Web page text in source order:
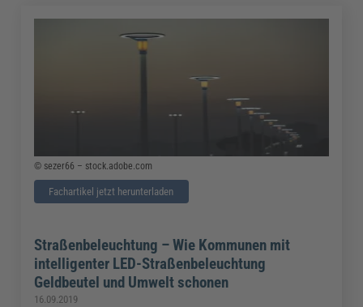
© sezer66 – stock.adobe.com
Fachartikel jetzt herunterladen
Straßenbeleuchtung – Wie Kommunen mit
intelligenter LED-Straßenbeleuchtung
Geldbeutel und Umwelt schonen
16.09.2019